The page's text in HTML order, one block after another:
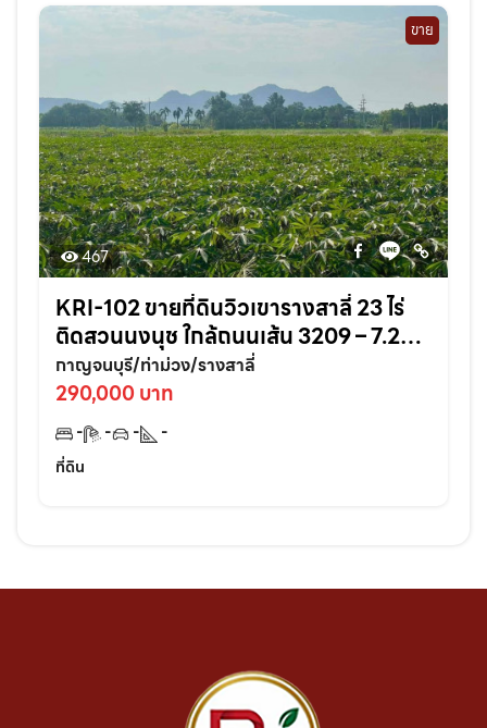
ขาย
467
KRI-102 ขายที่ดินวิวเขารางสาลี่ 23 ไร่
ติดสวนนงนุช ใกล้ถนนเส้น 3209 – 7.2
กม. อ.ท่าม่วง จ.กาญจนบุรี
กาญจนบุรี/ท่าม่วง/รางสาลี่
290,000 บาท
- - -
-
ที่ดิน